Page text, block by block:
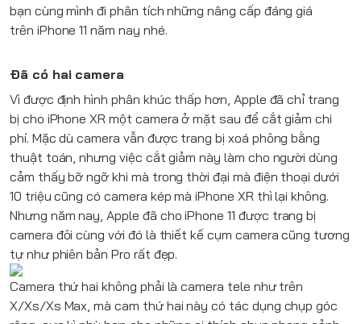
bạn cùng mình đi phân tích những nâng cấp đáng giá
trên iPhone 11 năm nay nhé.
Đã có hai camera
Vì được định hình phân khúc thấp hơn, Apple đã chỉ trang
bị cho iPhone XR một camera ở mặt sau để cắt giảm chi
phí. Mặc dù camera vẫn được trang bị xoá phông bằng
thuật toán, nhưng việc cắt giảm này làm cho người dùng
cảm thấy bỡ ngỡ khi mà trong thời đại mà điện thoại dưới
10 triệu cũng có camera kép màiPhone XR thì lại không.
Nhưng năm nay,Apple đã choiPhone 11 được trang bị
camera đôi cùng với đó là thiết kế cụm camera cũng tương
tự như phiên bản Pro rất đẹp.
Camera thứ hai không phải là camera tele như trên
X/Xs/Xs Max, mà cam thứ hai này có tác dụng chụp góc